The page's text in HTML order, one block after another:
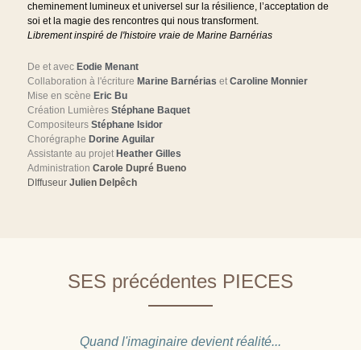
cheminement lumineux et universel sur la résilience, l’acceptation de
soi et la magie des rencontres qui nous transforment.
Librement inspiré de l'histoire vraie de Marine Barnérias
De et avec Eodie Menant
Collaboration à l'écriture Marine Barnérias et Caroline Monnier
Mise en scène Eric Bu
Création Lumières Stéphane Baquet
Compositeurs Stéphane Isidor
Chorégraphe Dorine Aguilar
Assistante au projet Heather Gilles
Administration Carole Dupré Bueno
DIffuseur Julien Delpêch
SES précédentes PIECES
Quand l'imaginaire devient réalité...